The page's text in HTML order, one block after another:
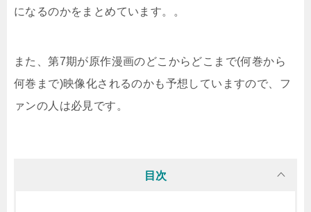
になるのかをまとめています。。
また、第7期が原作漫画のどこからどこまで(何巻から
何巻まで)映像化されるのかも予想していますので、フ
ァンの人は必見です。
目次